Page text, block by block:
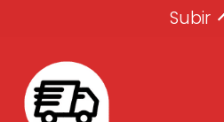
Subir